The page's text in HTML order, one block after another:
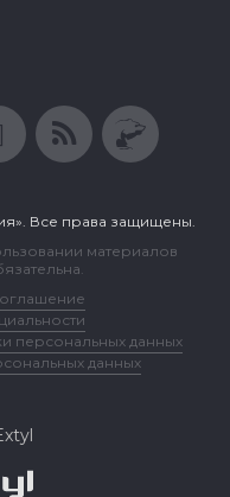
Все права защищены.
материалов
персональных данных
данных